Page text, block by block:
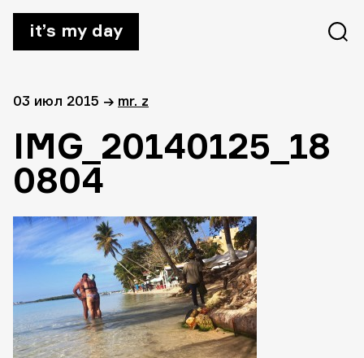
it’s my day
03 июл 2015 → mr. z
IMG_20140125_18
0804